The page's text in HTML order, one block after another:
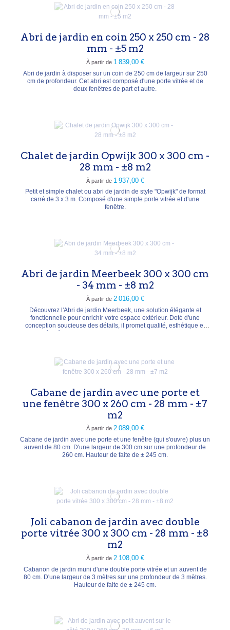
Abri de jardin en coin 250 x 250 cm - 28
mm - ±5 m2
À partir de 1 839,00 €
Abri de jardin à disposer sur un coin de 250 cm de largeur sur 250
cm de profondeur. Cet abri est composé d'une porte vitrée et de
deux fenêtres de part et autre.
Chalet de jardin Opwijk 300 x 300 cm -
28 mm - ±8 m2
À partir de 1 937,00 €
Petit et simple chalet ou abri de jardin de style "Opwijk" de format
carré de 3 x 3 m. Composé d'une simple porte vitrée et d'une
fenêtre.
Abri de jardin Meerbeek 300 x 300 cm
- 34 mm - ±8 m2
À partir de 2 016,00 €
Découvrez l'Abri de jardin Meerbeek, une solution élégante et
fonctionnelle pour enrichir votre espace extérieur. Doté d'une
conception soucieuse des détails, il promet qualité, esthétique et
durabilité. Idéal pour un atelier lumineux, un espace de rangement
Cabane de jardin avec une porte et
une fenêtre 300 x 260 cm - 28 mm - ±7
m2
À partir de 2 089,00 €
Cabane de jardin avec une porte et une fenêtre (qui s'ouvre) plus un
auvent de 80 cm. D'une largeur de 300 cm sur une profondeur de
260 cm. Hauteur de faite de ± 245 cm.
Joli cabanon de jardin avec double
porte vitrée 300 x 300 cm - 28 mm - ±8
m2
À partir de 2 108,00 €
Cabanon de jardin muni d'une double porte vitrée et un auvent de
80 cm. D'une largeur de 3 mètres sur une profondeur de 3 mètres.
Hauteur de faite de ± 245 cm.